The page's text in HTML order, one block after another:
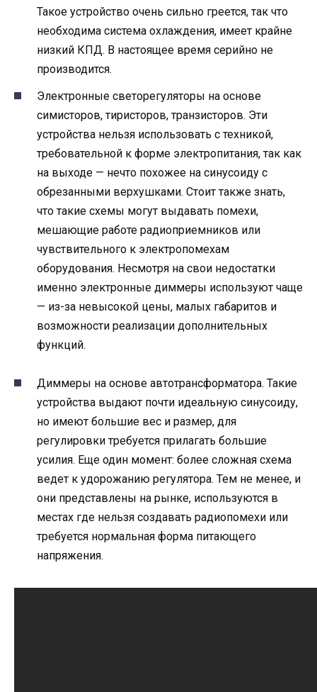
Такое устройство очень сильно греется, так что
необходима система охлаждения, имеет крайне
низкий КПД. В настоящее время серийно не
производится.
Электронные светорегуляторы на основе
симисторов, тиристоров, транзисторов. Эти
устройства нельзя использовать с техникой,
требовательной к форме электропитания, так как
на выходе — нечто похожее на синусоиду с
обрезанными верхушками. Стоит также знать,
что такие схемы могут выдавать помехи,
мешающие работе радиоприемников или
чувствительного к электропомехам
оборудования. Несмотря на свои недостатки
именно электронные диммеры используют чаще
— из-за невысокой цены, малых габаритов и
возможности реализации дополнительных
функций.
Диммеры на основе автотрансформатора. Такие
устройства выдают почти идеальную синусоиду,
но имеют большие вес и размер, для
регулировки требуется прилагать большие
усилия. Еще один момент: более сложная схема
ведет к удорожанию регулятора. Тем не менее, и
они представлены на рынке, используются в
местах где нельзя создавать радиопомехи или
требуется нормальная форма питающего
напряжения.